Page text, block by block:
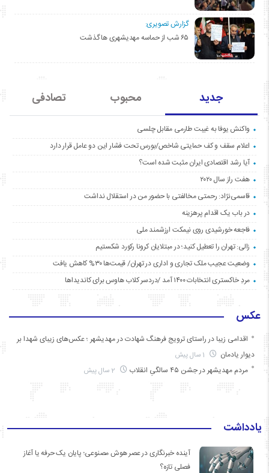
گزارش تصویری:
۶۵ شب از حماسه مهدیشهری ها گذشت
جدید محبوب تصادفی
واکنش یوفا به غیبت طارمی مقابل چلسی
اعلام سقف و کف حمایتی شاخص/بورس تحت فشار این دو عامل قرار دارد
آیا رشد اقتصادی ایران مثبت شده است؟
هفت راز سال ۲۰۲۰
قاسمی‌نژاد: رحمتی مخالفتی با حضور من در استقلال نداشت
در باب یک اقدام پرهزینه
فاجعه خورشیدی روی نیمکت ارزشمند ملی
زالی: تهران را تعطیل کنید؛ در مبتلایان کرونا رکورد شکستیم
وضعیت عجیب ملک تجاری و اداری در تهران/ قیمت‌ها ۳۰% کاهش یافت
مردِ خاکستری انتخابات ۱۴۰۰ آمد /دردسر کلاب هاوس برای کاندیداها
عکس
اقدامی زیبا در راستای ترویج فرهنگ شهادت در مهدیشهر ؛ عکس‌های زیبای شهدا بر
دیوار یادمان
مردم مهدیشهر در جشن ۴۵ سالگیِ انقلاب
یادداشت
آینده خبرنگاری در عصر هوش مصنوعی؛ پایان یک حرفه یا آغاز
فصلی تازه؟